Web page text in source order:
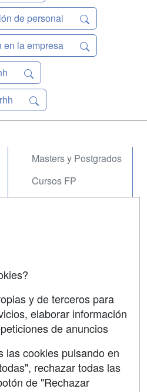
de personal
en la empresa
Masters y Postgrados
Cursos FP
SÍGUENOS EN:
y de terceros para
elaborar información
de anuncios
las cookies pulsando en
rechazar todas las
de "Rechazar